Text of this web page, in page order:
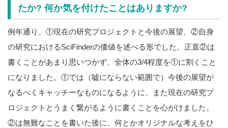
たか? 何か気を付けたことはありますか?
例年通り、①現在の研究プロジェクトと今後の展望、②自身
の研究におけるSciFinderの価値を述べる形でした。正直②は
書くことがあまり思いつかず、全体の3/4程度を①に割くこと
になりました。①では（嘘にならない範囲で）今後の展望が
なるべくキャッチーなものになるように、また現在の研究プ
ロジェクトとうまく繋がるように書くことを心がけました。
②は無難なことを書いた後に、何とかオリジナルな考えをひ